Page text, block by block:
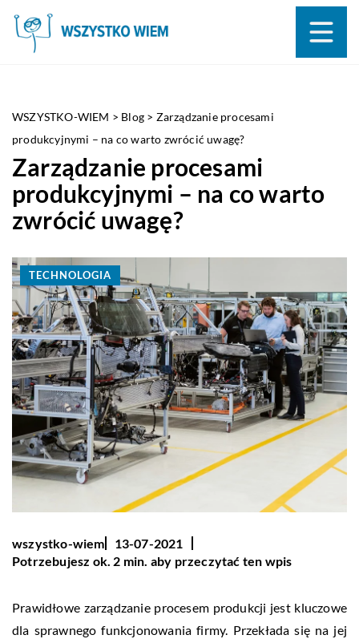
WSZYSTKO-WIEM > Blog > Zarządzanie procesami
produkcyjnymi – na co warto zwrócić uwagę?
Zarządzanie procesami
produkcyjnymi – na co warto
zwrócić uwagę?
TECHNOLOGIA
wszystko-wiem
13-07-2021
Potrzebujesz ok. 2 min. aby przeczytać ten wpis
Prawidłowe zarządzanie procesem produkcji jest kluczowe
dla sprawnego funkcjonowania firmy. Przekłada się na jej